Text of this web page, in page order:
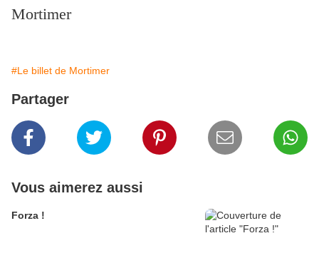
Mortimer
#Le billet de Mortimer
Partager
Vous aimerez aussi
Forza !